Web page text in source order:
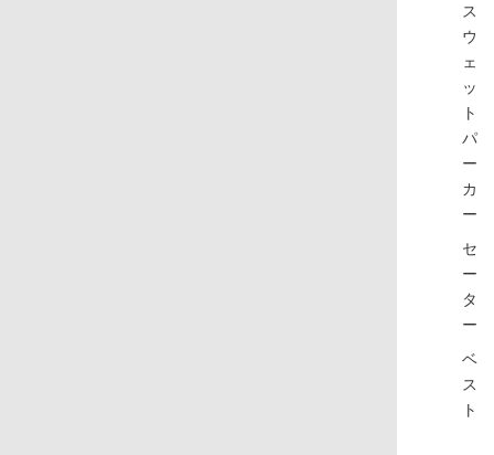
ス
ウ
ェ
ッ
ト
パ
ー
カ
ー
セ
ー
タ
ー
ベ
ス
ト